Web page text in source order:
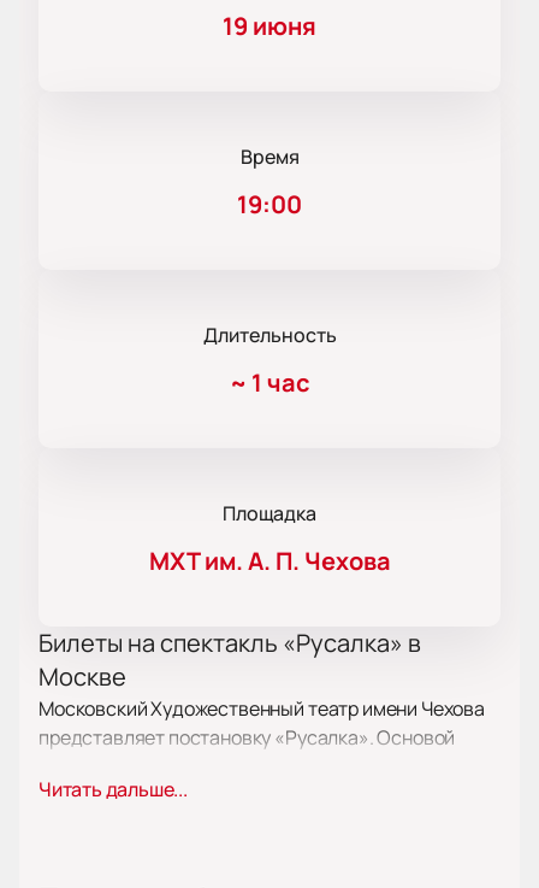
19 июня
Время
19:00
Длительность
~ 1 час
Площадка
МХТ им. А. П. Чехова
Билеты на спектакль «Русалка» в
Москве
Московский Художественный театр имени Чехова
представляет постановку «Русалка». Основой
Режиссёр Максим Меламедов создал новую
Читать дальше...